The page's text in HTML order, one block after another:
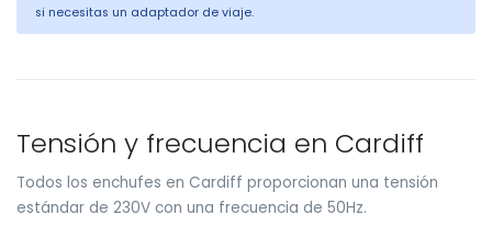
si necesitas un adaptador de viaje.
Tensión y frecuencia en Cardiff
Todos los enchufes en Cardiff proporcionan una tensión
estándar de 230V con una frecuencia de 50Hz.